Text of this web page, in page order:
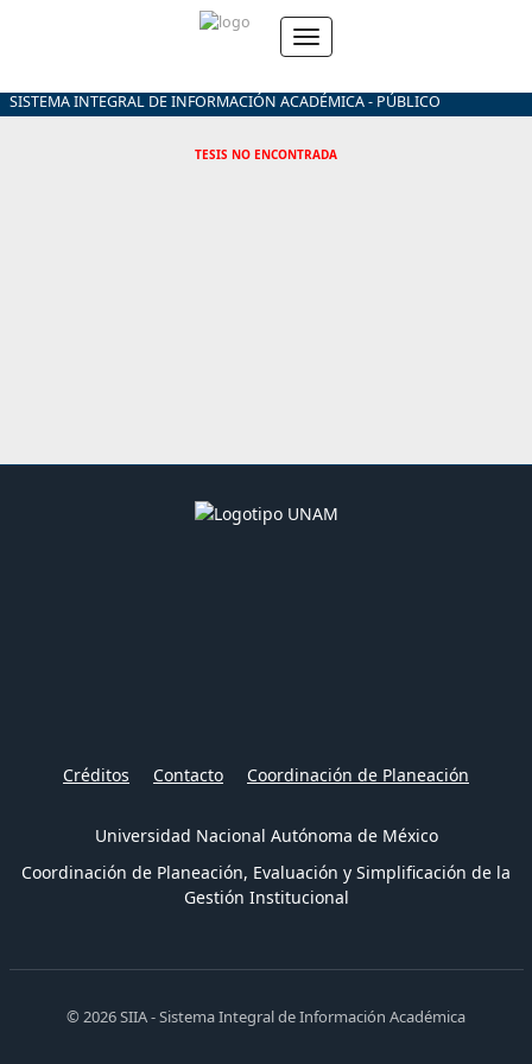
SISTEMA INTEGRAL DE INFORMACIÓN ACADÉMICA - PÚBLICO
TESIS NO ENCONTRADA
Créditos Contacto Coordinación de Planeación
Universidad Nacional Autónoma de México
Coordinación de Planeación, Evaluación y Simplificación de la
Gestión Institucional
© 2026 SIIA - Sistema Integral de Información Académica